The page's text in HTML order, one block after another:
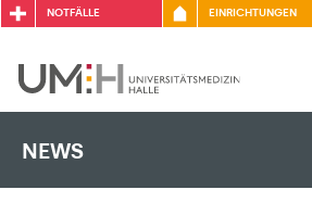
NOTFÄLLE EINRICHTUNGEN
NEWS